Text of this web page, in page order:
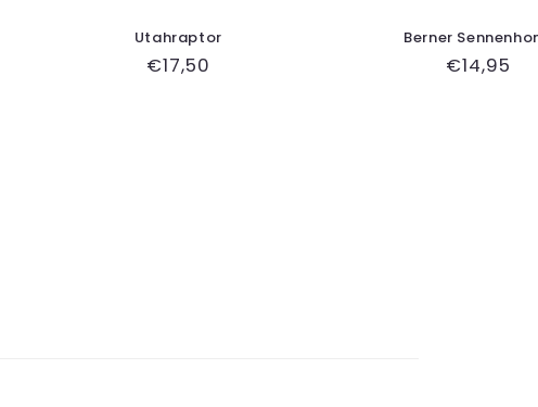
Utahraptor
Normale
€17,50
Berner
Normale
€14,95